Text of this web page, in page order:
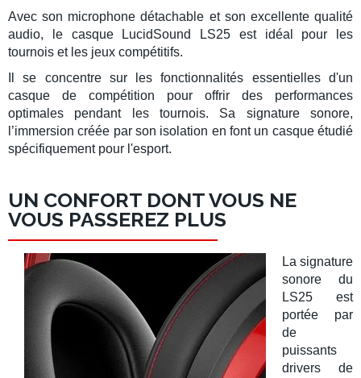
Avec son microphone détachable et son excellente qualité
audio, le casque LucidSound LS25 est idéal pour les
tournois et les jeux compétitifs.
Il se concentre sur les fonctionnalités essentielles d'un
casque de compétition pour offrir des performances
optimales pendant les tournois. Sa signature sonore,
l’immersion créée par son isolation en font un casque étudié
spécifiquement pour l'esport.
UN CONFORT DONT VOUS NE
VOUS PASSEREZ PLUS
La signature
sonore du
LS25 est
portée par
de
puissants
drivers de